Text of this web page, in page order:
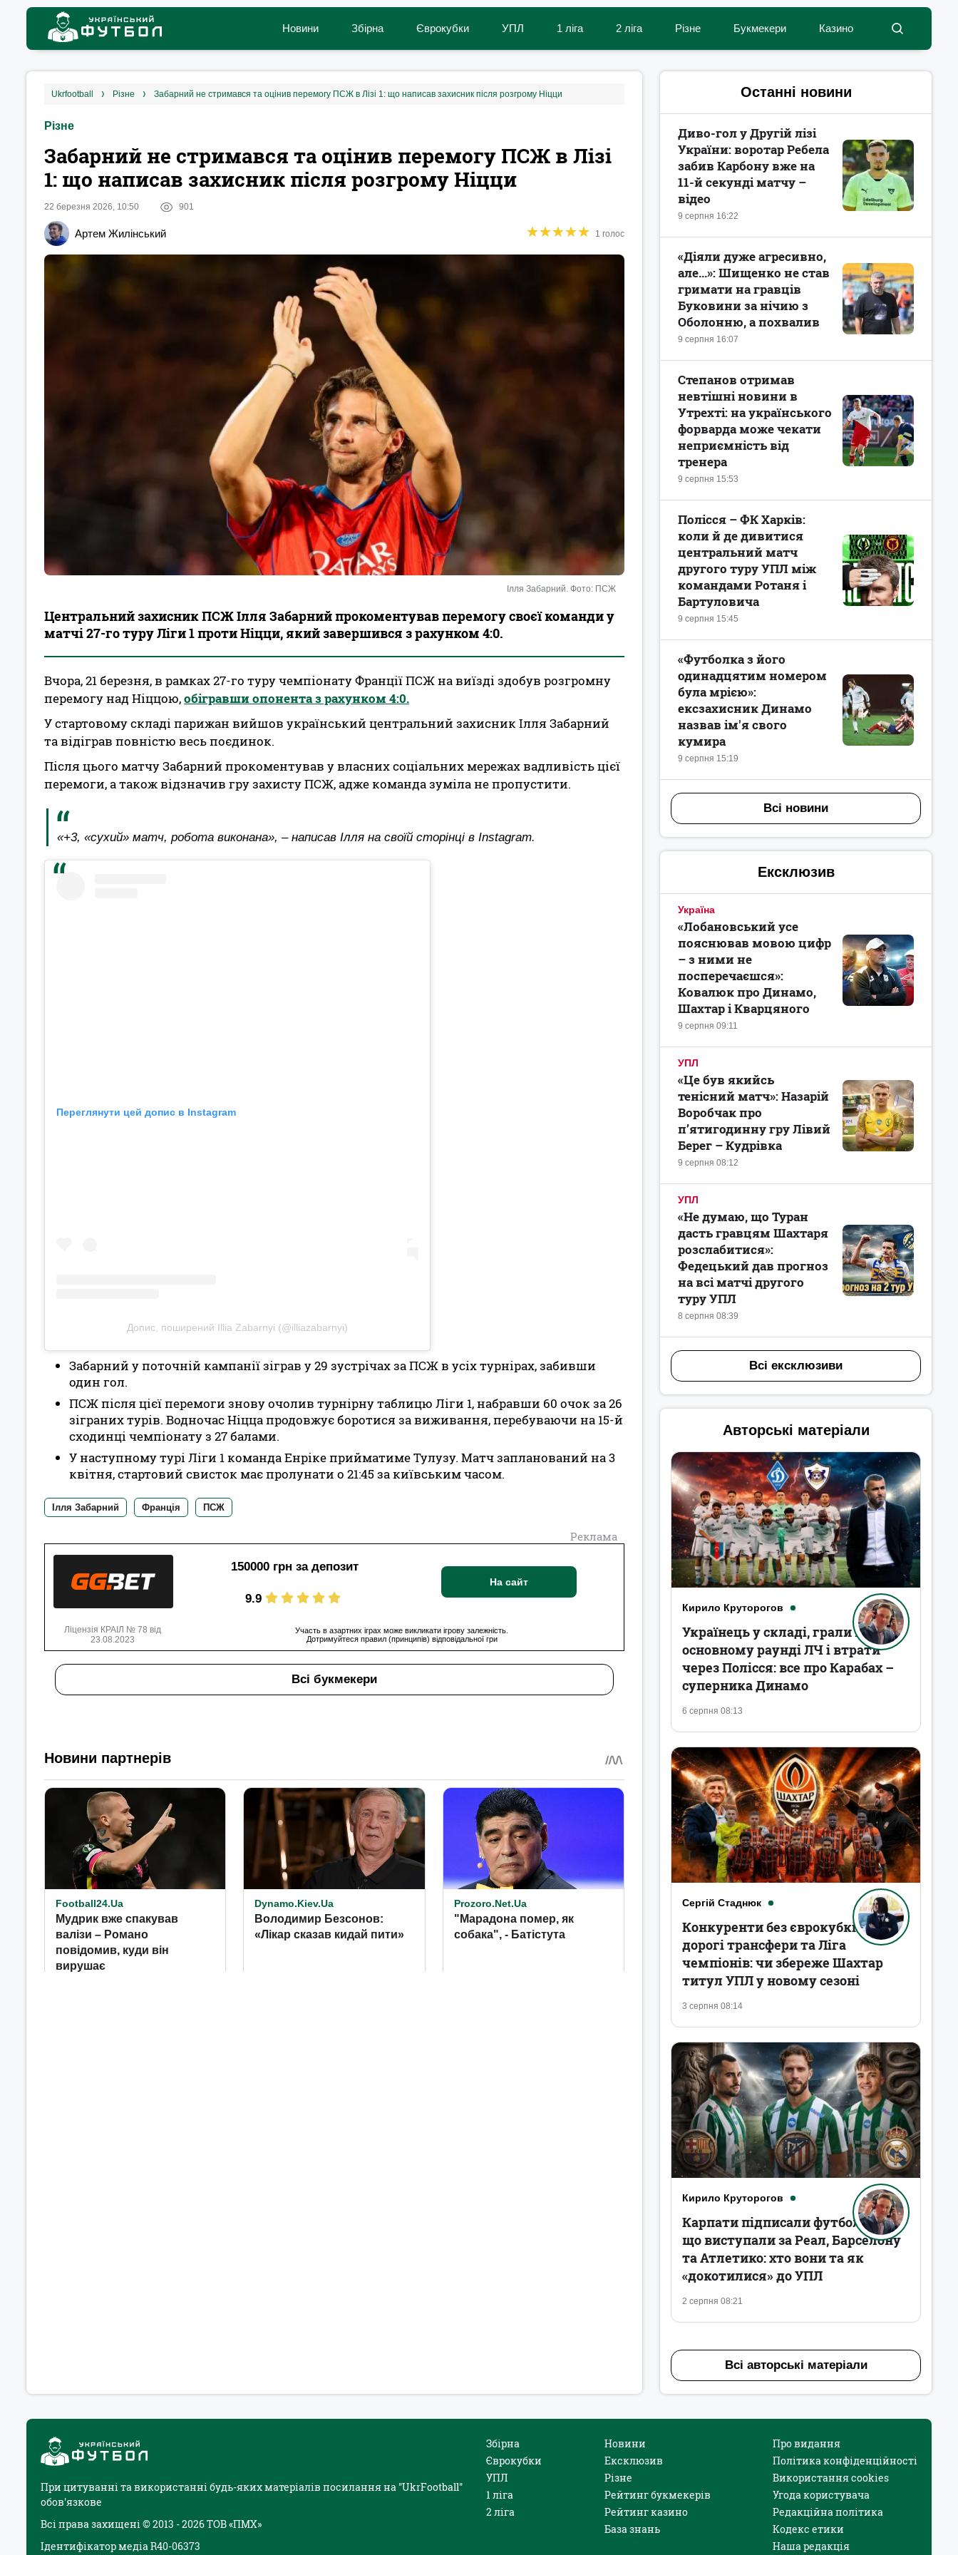
Новини Збірна Єврокубки УПЛ 1 ліга 2 ліга Різне Букмекери Казино
ukrfootball різне Забарний не стримався та оцінив перемогу ПСЖ в Лізі 1: що написав захисник після розгрому Ніцци
Різне
Забарний не стримався та оцінив перемогу ПСЖ в Лізі
1: що написав захисник після розгрому Ніцци
22 березня 2026, 10:50 901
Артем Жилінський ★★★★★
★★★★★ 1 голос
Ілля Забарний. Фото: ПСЖ
Центральний захисник ПСЖ Ілля Забарний прокоментував перемогу своєї команди у
матчі 27-го туру Ліги 1 проти Ніцци, який завершився з рахунком 4:0.
Вчора, 21 березня, в рамках 27-го туру чемпіонату Франції ПСЖ на виїзді здобув розгромну
перемогу над Ніццою,обігравши опонента з рахунком 4:0.
У стартовому складі парижан вийшов український центральний захисник Ілля Забарний
та відіграв повністю весь поєдинок.
Після цього матчу Забарний прокоментував у власних соціальних мережах вадливість цієї
перемоги, а також відзначив гру захисту ПСЖ, адже команда зуміла не пропустити.
«+3, «сухий» матч, робота виконана», – написав Ілля на своїй сторінці в Instagram.
Переглянути цей допис в Instagram
Допис, поширений Illia Zabarnyi (@illiazabarnyi)
Забарний у поточній кампанії зіграв у 29 зустрічах за ПСЖ в усіх турнірах, забивши
один гол.
ПСЖ після цієї перемоги знову очолив турнірну таблицю Ліги 1, набравши 60 очок за 26
зіграних турів. Водночас Ніцца продовжує боротися за виживання, перебуваючи на 15-й
сходинці чемпіонату з 27 балами.
У наступному турі Ліги 1 команда Енріке прийматиме Тулузу. Матч запланований на 3
квітня, стартовий свисток має пролунати о 21:45 за київським часом.
Ілля Забарний Франція ПСЖ
Реклама
150000 грн за депозит
9.9
На сайт
Ліцензія КРАІЛ № 78 від
23.08.2023
Участь в азартних іграх може викликати ігрову залежність.
Дотримуйтеся правил (принципів) відповідальної гри
Всі букмекери
Останні новини
9 серпня 16:22
Диво-гол у Другій лізі
України: воротар Ребела
забив Карбону вже на
11-й секунді матчу –
відео
9 серпня 16:07
«Діяли дуже агресивно,
але...»: Шищенко не став
гримати на гравців
Буковини за нічию з
Оболонню, а похвалив
9 серпня 15:53
Степанов отримав
невтішні новини в
Утрехті: на українського
форварда може чекати
неприємність від
тренера
9 серпня 15:45
Полісся – ФК Харків:
коли й де дивитися
центральний матч
другого туру УПЛ між
командами Ротаня і
Бартуловича
9 серпня 15:19
«Футболка з його
одинадцятим номером
була мрією»:
ексзахисник Динамо
назвав ім'я свого
кумира
Всі новини
Ексклюзив
Україна
9 серпня 09:11
«Лобановський усе
пояснював мовою цифр
– з ними не
посперечаєшся»:
Ковалюк про Динамо,
Шахтар і Кварцяного
УПЛ
9 серпня 08:12
«Це був якийсь
тенісний матч»: Назарій
Воробчак про
п’ятигодинну гру Лівий
Берег – Кудрівка
УПЛ
8 серпня 08:39
«Не думаю, що Туран
дасть гравцям Шахтаря
розслабитися»:
Федецький дав прогноз
на всі матчі другого
туру УПЛ
Всі ексклюзиви
Авторські матеріали
Кирило Круторогов
6 серпня 08:13
Українець у складі, грали в
основному раунді ЛЧ і втрати
через Полісся: все про Карабах –
суперника Динамо
Сергій Стаднюк
3 серпня 08:14
Конкуренти без єврокубків,
дорогі трансфери та Ліга
чемпіонів: чи збереже Шахтар
титул УПЛ у новому сезоні
Кирило Круторогов
2 серпня 08:21
Карпати підписали футболістів,
що виступали за Реал, Барселону
та Атлетико: хто вони та як
«докотилися» до УПЛ
Всі авторські матеріали
При цитуванні та використанні будь-яких матеріалів посилання на "UkrFootball"
обов'язкове
Всі права захищені © 2013 - 2026 ТОВ «ПМХ»
Ідентифікатор медіа R40-06373
Збірна
Єврокубки
УПЛ
1 ліга
2 ліга
Новини
Ексклюзив
Різне
Рейтинг букмекерів
Рейтинг казино
База знань
Про видання
Політика конфіденційності
Використання cookies
Угода користувача
Редакційна політика
Кодекс етики
Наша редакція